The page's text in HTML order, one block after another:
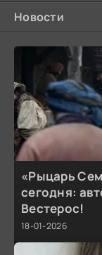
Новости
«Рыцарь
сегодня:
Вестерос!
18-01-2026